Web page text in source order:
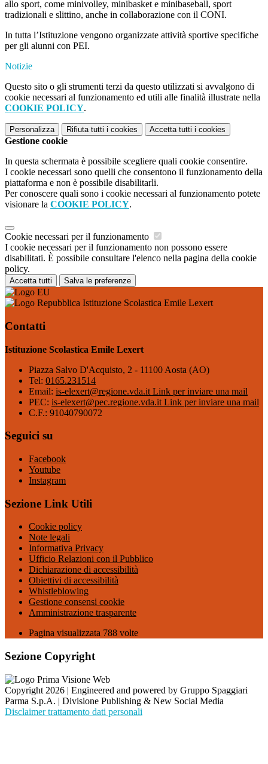
allo sport, come minivolley, minibasket e minibaseball, sport
tradizionali e slittino, anche in collaborazione con il CONI.
In tutta l’Istituzione vengono organizzate attività sportive specifiche
per gli alunni con PEI.
Notizie
Questo sito o gli strumenti terzi da questo utilizzati si avvalgono di
cookie necessari al funzionamento ed utili alle finalità illustrate nella
COOKIE POLICY.
Personalizza Rifiuta tutti i cookies Accetta tutti i cookies
Gestione cookie
In questa schermata è possibile scegliere quali cookie consentire.
I cookie necessari sono quelli che consentono il funzionamento della
piattaforma e non è possibile disabilitarli.
Per conoscere quali sono i cookie necessari al funzionamento potete
visionare la COOKIE POLICY.
Cookie necessari per il funzionamento
I cookie necessari per il funzionamento non possono essere
disabilitati. È possibile consultare l'elenco nella pagina della cookie
policy.
Accetta tutti Salva le preferenze
Istituzione Scolastica Emile Lexert
Contatti
Istituzione Scolastica Emile Lexert
Piazza Salvo D'Acquisto, 2 - 11100 Aosta (AO)
Tel: 0165.231514
Email: is-elexert@regione.vda.it Link per inviare una mail
PEC: is-elexert@pec.regione.vda.it Link per inviare una mail
C.F.: 91040790072
Seguici su
Facebook
Youtube
Instagram
Sezione Link Utili
Cookie policy
Note legali
Informativa Privacy
Ufficio Relazioni con il Pubblico
Dichiarazione di accessibilità
Obiettivi di accessibilità
Whistleblowing
Gestione consensi cookie
Amministrazione trasparente
Pagina visualizzata 788 volte
Sezione Copyright
Copyright 2026 | Engineered and powered by Gruppo Spaggiari
Parma S.p.A. | Divisione Publishing & New Social Media
Disclaimer trattamento dati personali